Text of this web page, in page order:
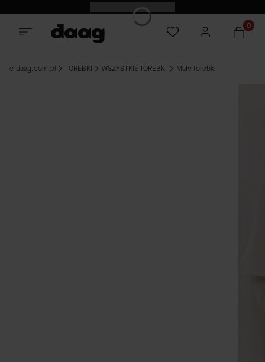
Odkryj nowości -15%
e-daag.com.pl TOREBKI WSZYSTKIE TOREBKI Małe torebki